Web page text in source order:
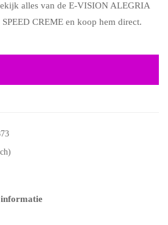
alles van de E-VISION ALEGRIA
CREME en koop hem direct.